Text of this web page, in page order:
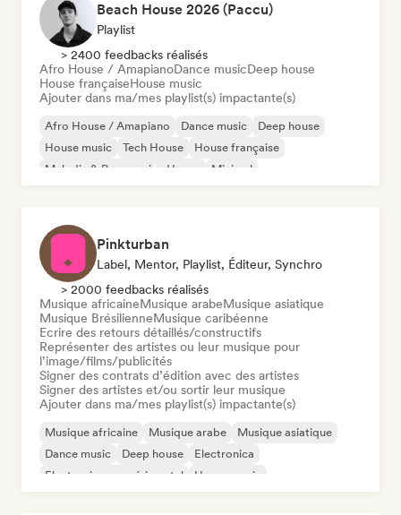
Beach House 2026 (Paccu)
Playlist
> 2400 feedbacks réalisés
Afro House / AmapianoDance musicDeep house
House françaiseHouse music
Ajouter dans ma/mes playlist(s) impactante(s)
Afro House / Amapiano Dance music
Deep house
House music
Tech House
House française
Melodic & Progressive House
Minimal
Pinkturban
Label, Mentor, Playlist, Éditeur, Synchro
> 2000 feedbacks réalisés
Musique africaineMusique arabeMusique asiatique
Musique BrésilienneMusique caribéenne
Ecrire des retours détaillés/constructifs
Représenter des artistes ou leur musique pour
l’image/films/publicités
Signer des contrats d’édition avec des artistes
Signer des artistes et/ou sortir leur musique
Ajouter dans ma/mes playlist(s) impactante(s)
Musique africaine Musique arabe
Musique asiatique
Dance music
Deep house
Electronica
Electronique expérimental
House music